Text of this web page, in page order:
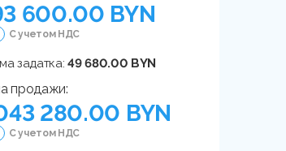
600.00 BYN
С учетом НДС
задатка:49 680.00 BYN
продажи:
280.00 BYN
С учетом НДС